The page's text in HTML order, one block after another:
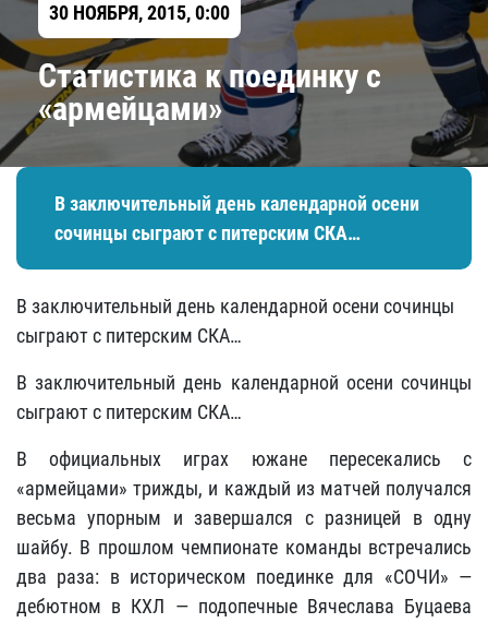
30 НОЯБРЯ, 2015, 0:00
Статистика к поединку с
«армейцами»
​В заключительный день календарной осени
сочинцы сыграют с питерским СКА…
​В заключительный день календарной осени сочинцы
сыграют с питерским СКА…
В заключительный день календарной осени сочинцы
сыграют с питерским СКА…
В официальных играх южане пересекались с
«армейцами» трижды, и каждый из матчей получался
весьма упорным и завершался с разницей в одну
шайбу. В прошлом чемпионате команды встречались
два раза: в историческом поединке для «СОЧИ» —
дебютном в КХЛ — подопечные Вячеслава Буцаева